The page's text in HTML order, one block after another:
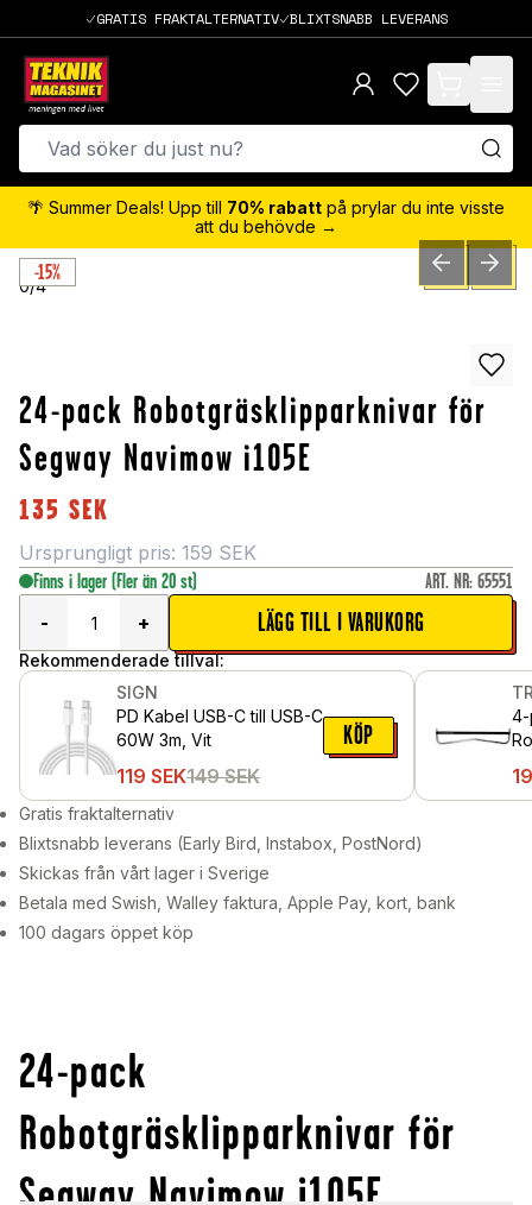
GRATIS FRAKTALTERNATIV BLIXTSNABB LEVERANS
items in cart,
🌴 Summer Deals! Upp till 70% rabatt på prylar du inte visste
att du behövde →
-15%
0/4 PREVIOUSNEXT
24-pack Robotgräsklipparknivar för
Segway Navimow i105E
135 SEK
Ursprungligt pris: 159 SEK
Finns i lager (Fler än 20 st) ART. NR: 65551
-
+ LÄGG TILL I VARUKORG
Rekommenderade tillval:
SIGN
PD Kabel USB-C till USB-C
60W 3m, Vit
119 SEK149 SEK
KÖP
4-
Gratis fraktalternativ
Blixtsnabb leverans (Early Bird, Instabox, PostNord)
Skickas från vårt lager i Sverige
Betala med Swish, Walley faktura, Apple Pay, kort, bank
100 dagars öppet köp
24-pack
Robotgräsklipparknivar för
Segway Navimow i105E